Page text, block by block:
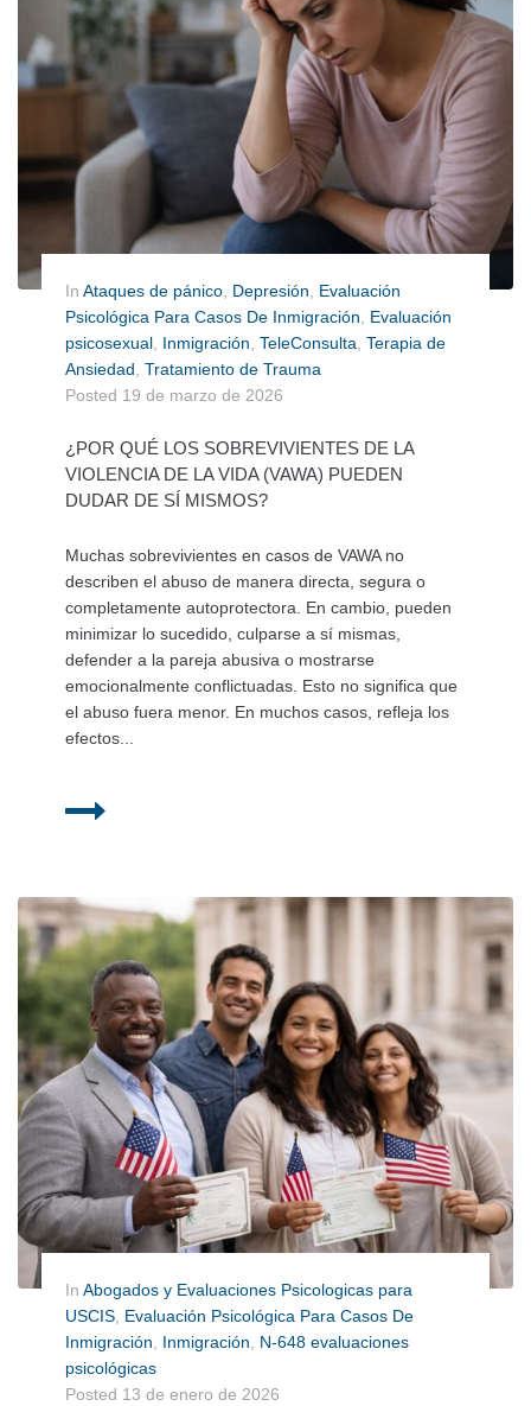
In Ataques de pánico Depresión
Evaluación
Psicológica Para Casos De Inmigración
Evaluación
psicosexual Inmigración TeleConsulta Terapia de
Ansiedad Tratamiento de Trauma
Posted 19 de marzo de 2026
¿POR QUÉ LOS SOBREVIVIENTES DE LA
VIOLENCIA DE LA VIDA (VAWA) PUEDEN
DUDAR DE SÍ MISMOS?
Muchas sobrevivientes en casos de VAWA no
describen el abuso de manera directa, segura o
completamente autoprotectora. En cambio, pueden
minimizar lo sucedido, culparse a sí mismas,
defender a la pareja abusiva o mostrarse
emocionalmente conflictuadas. Esto no significa que
el abuso fuera menor. En muchos casos, refleja los
efectos...
In Abogados y Evaluaciones Psicologicas para
USCIS Evaluación Psicológica Para Casos De
Inmigración
Inmigración
N-648 evaluaciones
psicológicas
Posted 13 de enero de 2026